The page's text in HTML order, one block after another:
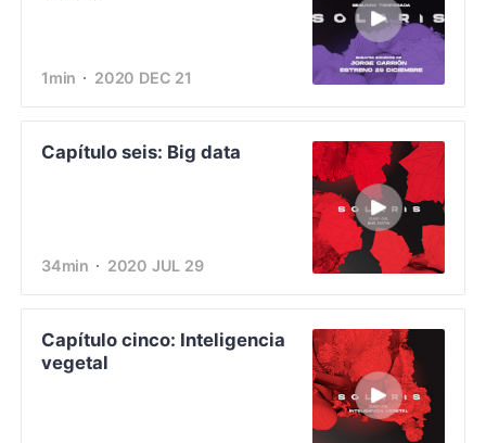
1min 2020 DEC 21
Capítulo seis: Big data
34min 2020 JUL 29
Capítulo cinco: Inteligencia
vegetal